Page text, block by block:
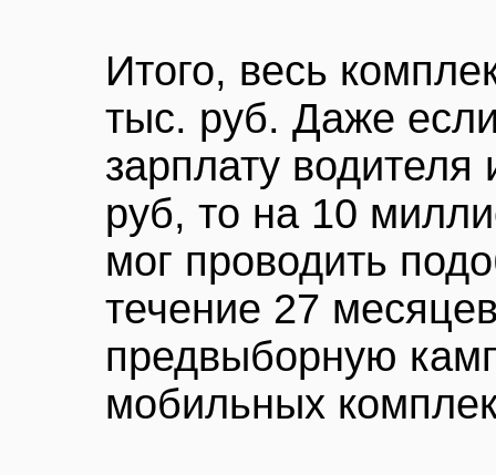
Итого, весь
тыс. руб. Даже
зарплату
руб, то на 10
мог проводить
течение 27
предвыборную
мобильных